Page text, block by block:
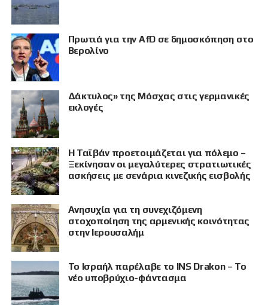
Πρωτιά για την AfD σε δημοσκόπηση στο
Βερολίνο
Δάκτυλος» της Μόσχας στις γερμανικές
εκλογές
Η Ταϊβάν προετοιμάζεται για πόλεμο –
Ξεκίνησαν οι μεγαλύτερες στρατιωτικές
ασκήσεις με σενάρια κινεζικής εισβολής
Ανησυχία για τη συνεχιζόμενη
στοχοποίηση της αρμενικής κοινότητας
στην Ιερουσαλήμ
Το Ισραήλ παρέλαβε το INS Drakon – Το
νέο υποβρύχιο-φάντασμα